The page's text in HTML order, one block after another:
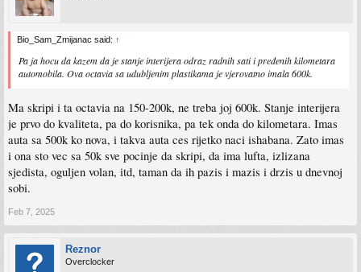
Bio_Sam_Zmijanac said: ↑
Pa ja hocu da kazem da je stanje interijera odraz radnih sati i pređenih kilometara
automobila. Ova octavia sa udubljenim plastikama je vjerovatno imala 600k.
Ma skripi i ta octavia na 150-200k, ne treba joj 600k. Stanje interijera
je prvo do kvaliteta, pa do korisnika, pa tek onda do kilometara. Imas
auta sa 500k ko nova, i takva auta ces rijetko naci ishabana. Zato imas
i ona sto vec sa 50k sve pocinje da skripi, da ima lufta, izlizana
sjedista, oguljen volan, itd, taman da ih pazis i mazis i drzis u dnevnoj
sobi.
Feb 7, 2025
Reznor
Overclocker